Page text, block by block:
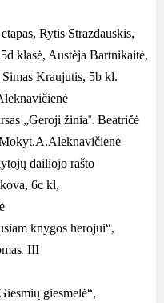
Rytis Strazdauskis,
klasė, Austėja Bartnikaitė,
Kraujutis, 5b kl.
„Geroji žinia". Beatričė
dailiojo rašto
6c kl,
knygos herojui“,
. III
giesmelė“,